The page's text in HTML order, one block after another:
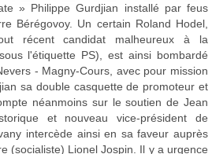
» Philippe Gurdjian installé par feus
Bérégovoy. Un certain Roland Hodel,
récent candidat malheureux à la
l'étiquette PS), est ainsi bombardé
- Magny-Cours, avec pour mission
sa double casquette de promoteur et
néanmoins sur le soutien de Jean
et nouveau vice-président de
intercède ainsi en sa faveur auprès
(socialiste) Lionel Jospin. Il y a urgence